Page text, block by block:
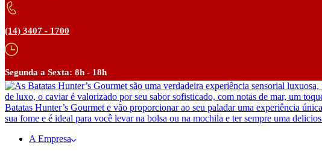
(14) 3407 - 1700
Segunda a Sexta: 8h - 18h
A Empresa